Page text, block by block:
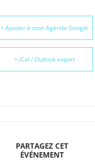
+ Ajouter à mon Agenda Google
+ iCal / Outlook export
PARTAGEZ CET
ÉVÉNEMENT